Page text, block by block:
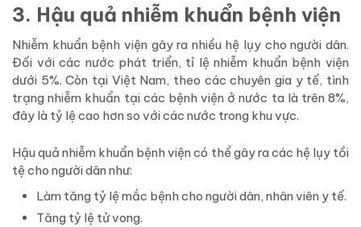
3. Hậu quả nhiễm khuẩn bệnh viện
Nhiễm khuẩn bệnh viện gây ra nhiều hệ lụy cho người dân.
Đối với các nước phát triển, tỉ lệ nhiễm khuẩn bệnh viện
dưới 5%. Còn tại Việt Nam, theo các chuyên gia y tế, tình
trạng nhiễm khuẩn tại các bệnh viện ở nước ta là trên 8%,
đây là tỷ lệ cao hơn so với các nước trong khu vực.
Hậu quả nhiễm khuẩn bệnh viện có thể gây ra các hệ lụy tồi
tệ cho người dân như:
Làm tăng tỷ lệ mắc bệnh cho người dân, nhân viên y tế.
Tăng tỷ lệ tử vong.